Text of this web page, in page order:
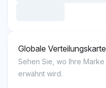
Globale Verteilungskarte
Sehen Sie, wo Ihre
erwähnt wird.